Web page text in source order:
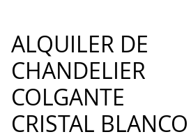
ALQUILER DE
CHANDELIER
COLGANTE
CRISTAL BLANCO